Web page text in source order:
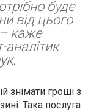
буде
від цього
каже
аналітик
знімати гроші з
Така послуга